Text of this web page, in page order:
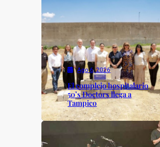
Ago 6, 2026
El complejo hospitalario
50’s Doctors llega a
Tampico